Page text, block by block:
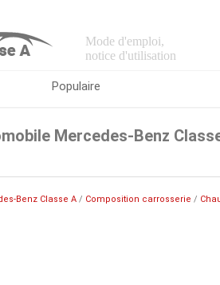
Mode d'emploi,
notice d'utilisation
Populaire
Mercedes-Benz
Benz Classe A / Composition carrosserie /